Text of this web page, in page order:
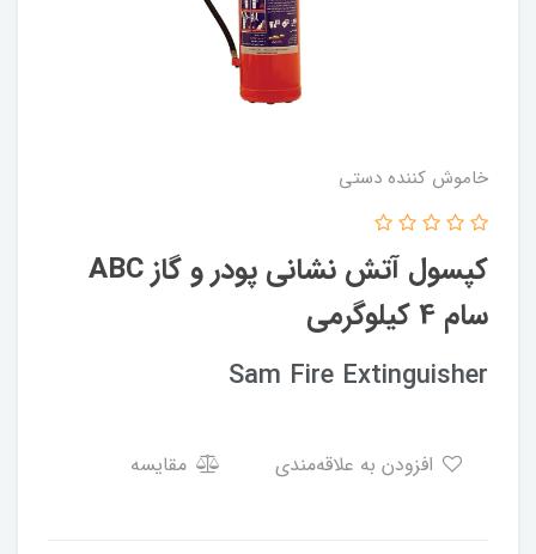
خاموش کننده دستی
کپسول آتش نشانی پودر و گاز ABC
سام 4 کیلوگرمی
Sam Fire Extinguisher
مقایسه